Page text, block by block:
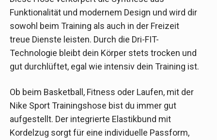
Funktionalität und modernem Design und wird dir
sowohl beim Training als auch in der Freizeit
treue Dienste leisten. Durch die Dri-FIT-
Technologie bleibt dein Körper stets trocken und
gut durchlüftet, egal wie intensiv dein Training ist.
Ob beim Basketball, Fitness oder Laufen, mit der
Nike Sport Trainingshose bist du immer gut
aufgestellt. Der integrierte Elastikbund mit
Kordelzug sorgt für eine individuelle Passform,